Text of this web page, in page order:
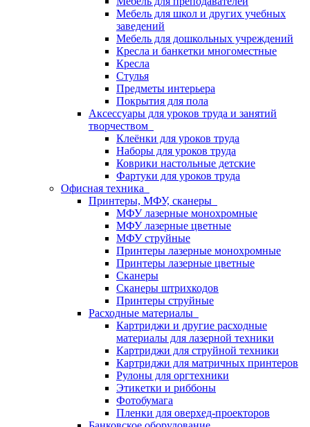
Мебель для школ и других учебных
заведений
Мебель для дошкольных учреждений
Кресла и банкетки многоместные
Кресла
Стулья
Предметы интерьера
Покрытия для пола
Аксессуары для уроков труда и занятий
творчеством
Клеёнки для уроков труда
Наборы для уроков труда
Коврики настольные детские
Фартуки для уроков труда
Офисная техника
Принтеры, МФУ, сканеры
МФУ лазерные монохромные
МФУ лазерные цветные
МФУ струйные
Принтеры лазерные монохромные
Принтеры лазерные цветные
Сканеры
Сканеры штрихкодов
Принтеры струйные
Расходные материалы
Картриджи и другие расходные
материалы для лазерной техники
Картриджи для струйной техники
Картриджи для матричных принтеров
Рулоны для оргтехники
Этикетки и риббоны
Фотобумага
Пленки для оверхед-проекторов